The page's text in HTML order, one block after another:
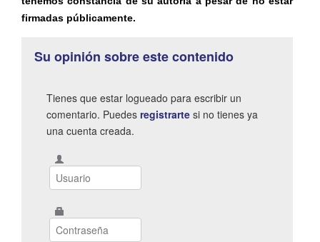
firmadas públicamente.
Su opinión sobre este contenido
Tienes que estar logueado para escribir un
comentario. Puedes registrarte si no tienes ya
una cuenta creada.